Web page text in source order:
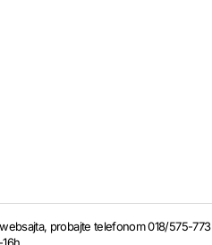
probajte telefonom 018/575-773